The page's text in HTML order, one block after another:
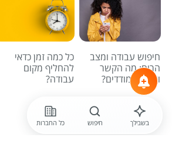
חיפוש עבודה ומצב
הרוח: מה הקשר
ואיך מתמודדים?
כל כמה זמן כדאי
להחליף מקום
עבודה?
לכל הכתבות
בשבילך חיפוש כל החברות